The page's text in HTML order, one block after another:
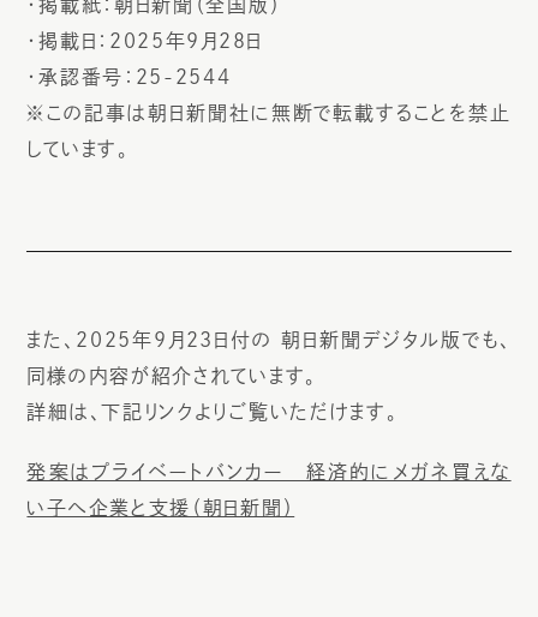
・掲載紙：朝日新聞（全国版）
・掲載日：2025年9月28日
・承認番号：25-2544
※この記事は朝日新聞社に無断で転載することを禁止
しています。
また、2025年9月23日付の 朝日新聞デジタル版でも、
同様の内容が紹介されています。
詳細は、下記リンクよりご覧いただけます。
発案はプライベートバンカー 経済的にメガネ買えな
い子へ企業と支援（朝日新聞）